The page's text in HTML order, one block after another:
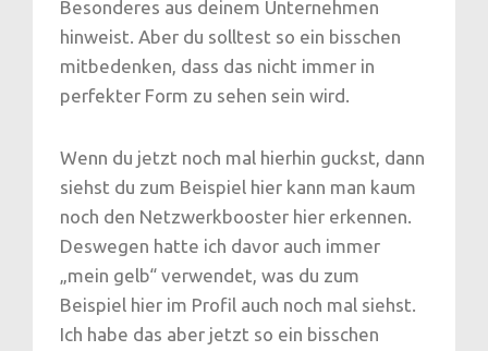
Besonderes aus deinem Unternehmen
hinweist. Aber du solltest so ein bisschen
mitbedenken, dass das nicht immer in
perfekter Form zu sehen sein wird.
Wenn du jetzt noch mal hierhin guckst, dann
siehst du zum Beispiel hier kann man kaum
noch den Netzwerkbooster hier erkennen.
Deswegen hatte ich davor auch immer
„mein gelb“ verwendet, was du zum
Beispiel hier im Profil auch noch mal siehst.
Ich habe das aber jetzt so ein bisschen